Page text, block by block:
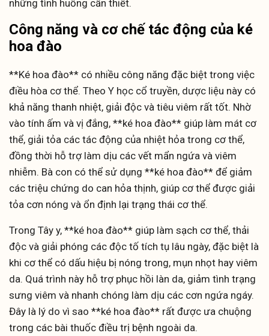
những tình huống cần thiết.
Công năng và cơ chế tác động của ké
hoa đào
**Ké hoa đào** có nhiều công năng đặc biệt trong việc
điều hòa cơ thể. Theo Y học cổ truyền, dược liệu này có
khả năng thanh nhiệt, giải độc và tiêu viêm rất tốt. Nhờ
vào tính ấm và vị đắng, **ké hoa đào** giúp làm mát cơ
thể, giải tỏa các tác động của nhiệt hỏa trong cơ thể,
đồng thời hỗ trợ làm dịu các vết mẩn ngứa và viêm
nhiễm. Bà con có thể sử dụng **ké hoa đào** để giảm
các triệu chứng do can hỏa thịnh, giúp cơ thể được giải
tỏa cơn nóng và ổn định lại trạng thái cơ thể.
Trong Tây y, **ké hoa đào** giúp làm sạch cơ thể, thải
độc và giải phóng các độc tố tích tụ lâu ngày, đặc biệt là
khi cơ thể có dấu hiệu bị nóng trong, mụn nhọt hay viêm
da. Quá trình này hỗ trợ phục hồi làn da, giảm tình trạng
sưng viêm và nhanh chóng làm dịu các cơn ngứa ngáy.
Đây là lý do vì sao **ké hoa đào** rất được ưa chuộng
trong các bài thuốc điều trị bệnh ngoài da.